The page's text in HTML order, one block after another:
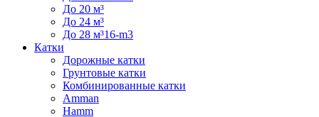
До 20 м³
До 24 м³
До 28 м³16-m3
Катки
Дорожные катки
Грунтовые катки
Комбинированные катки
Amman
Hamm